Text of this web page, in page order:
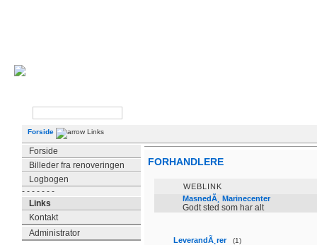
Forside Links
Forside
Billeder fra renoveringen
Logbogen
- - - - - - -
Links
Kontakt
Administrator
FORHANDLERE
WEBLINK
MasnedÃ¸ Marinecenter
Godt sted som har alt
LeverandÃ¸rer (1)